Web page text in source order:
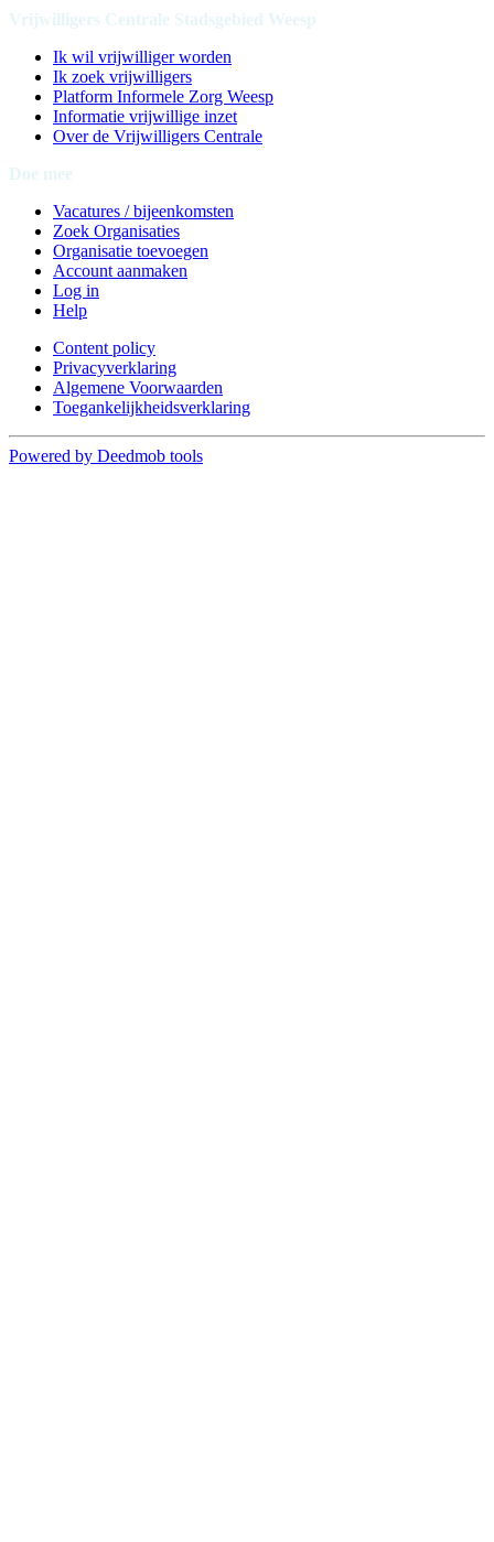
Ik wil vrijwilliger worden
Ik zoek vrijwilligers
Platform Informele Zorg Weesp
Informatie vrijwillige inzet
Over de Vrijwilligers Centrale
Vacatures / bijeenkomsten
Zoek Organisaties
Organisatie toevoegen
Account aanmaken
Log in
Help
Content policy
Privacyverklaring
Algemene Voorwaarden
Toegankelijkheidsverklaring
Powered by Deedmob tools